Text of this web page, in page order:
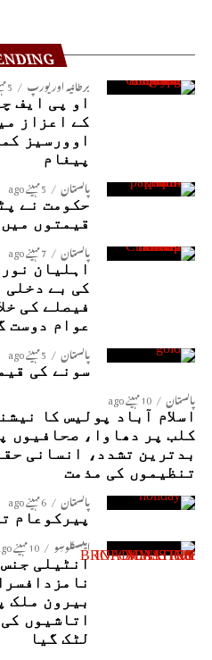
برطانیہ اور یورپ 5 مہینے ago
او پی ایف
کے اعزاز
اوورسیز
پیغام
پاکستان 5 مہینے ago
حکومت نے
قیمتوں
پاکستان 7 مہینے ago
اہلیان
کی بے دخلی
فیصلے کی
عوام دوست
پاکستان 5 مہینے ago
سونے کی
پاکستان 10 مہینے ago
اسلام آباد پولیس کا
کلب پر دھاوا، صحافیوں
بدترین تشدد، انسانی
تنظیموں کی مذمت
پاکستان 6 مہینے ago
پیرکوعام
ایکسکلوسِو 10 مہینے ago
بیرون ملک
اتاشیوں
لٹک گیا